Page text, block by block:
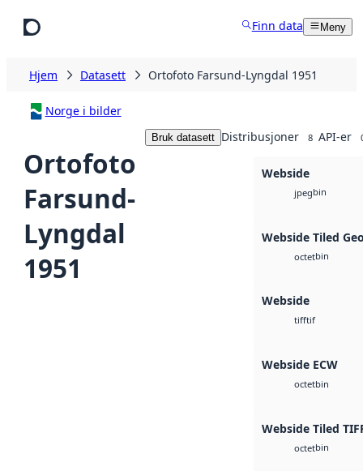
Finn data Meny
Hjem Datasett Ortofoto Farsund-Lyngdal 1951
Norge i bilder
Ortofoto
Farsund-
Lyngdal
1951
Bruk datasett Distribusjoner 8 API-er
Webside
jpegbin
Webside Tiled
octetbin
Webside
tifftif
Webside ECW
octetbin
Webside Tiled
octetbin